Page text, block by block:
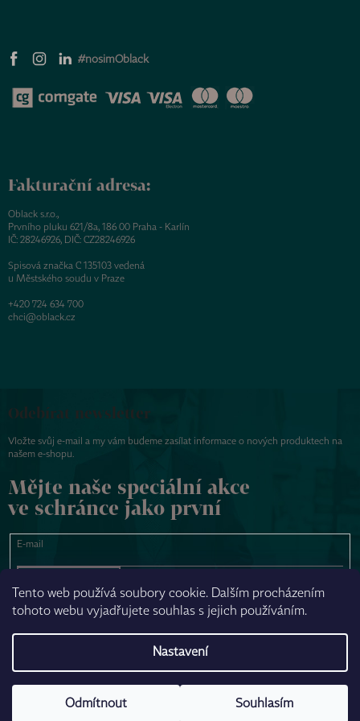
Tento web používá soubory cookie. Dalším procházením
tohoto webu vyjadřujete souhlas s jejich používáním.
Nastavení
Odmítnout Souhlasím
#nosimOblack
Fakturační adresa:
Oblack s.r.o.,
Prvního pluku 621/8a, 186 00 Praha - Karlín
IČ: 28246926, DIČ: CZ28246926
Spisová značka C 135103 vedená
u Městského soudu v Praze
+420 724 634 700
chci@oblack.cz
Odebírat newsletter
Vložte svůj e-mail a my vám budeme zasílat informace o nových produktech na
našem e-shopu.
Mějte naše speciální akce
ve schránce jako první
E-mail
NAPSAT ZPRÁVU